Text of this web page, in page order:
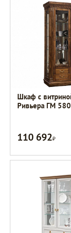
Шкаф с
Ривьера ГМ
110 692Р